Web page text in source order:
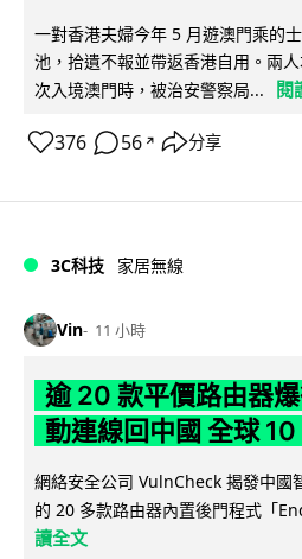
一對香港夫婦今年 5 月遊澳門乘的
池，拾遺不報並帶返香港自用。兩
次入境澳門時，被治安警察局...
閱
376 56 ↗ 分享
3C科技 家居無線
Vin 11 小時
逾 20 款平價路由器
動連線回中國 全球
網絡安全公司 VulnCheck 揭發中
的 20 多款路由器內置後門程式「
讀全文